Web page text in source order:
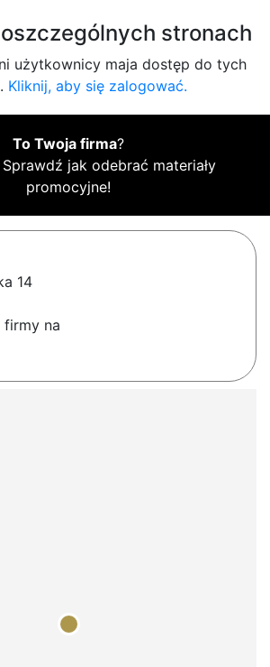
stronach
użytkownicy maja dostęp do tych
Kliknij, aby się zalogować.
To Twoja firma?
Sprawdź jak odebrać materiały
promocyjne!
14
na